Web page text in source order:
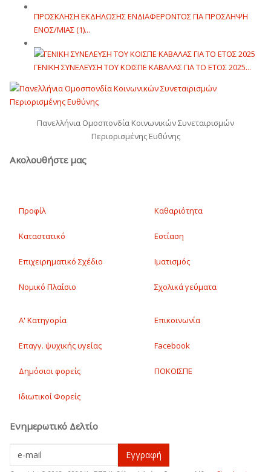
ΠΡΟΣΚΛΗΣΗ ΕΚΔΗΛΩΣΗΣ ΕΝΔΙΑΦΕΡΟΝΤΟΣ ΓΙΑ ΠΡΟΣΛΗΨΗ
ΕΝOΣ/ΜΙΑΣ (1)...
ΓΕΝΙΚΗ ΣΥΝΕΛΕΥΣΗ ΤΟΥ ΚΟΙΣΠΕ ΚΑΒΑΛΑΣ ΓΙΑ ΤΟ ΕΤΟΣ 2025...
Πανελλήνια Ομοσπονδία Κοινωνικών Συνεταιρισμών
Περιορισμένης Ευθύνης
Ακολουθήστε μας
Προφίλ
Καταστατικό
Επιχειρηματικό Σχέδιο
Νομικό Πλαίσιο
Καθαριότητα
Εστίαση
Ιματισμός
Σχολικά γεύματα
Α' Κατηγορία
Επαγγ. ψυχικής υγείας
Δημόσιοι φορείς
Ιδιωτικοί Φορείς
Επικοινωνία
Facebook
ΠΟΚΟΙΣΠΕ
Ενημερωτικό Δελτίο